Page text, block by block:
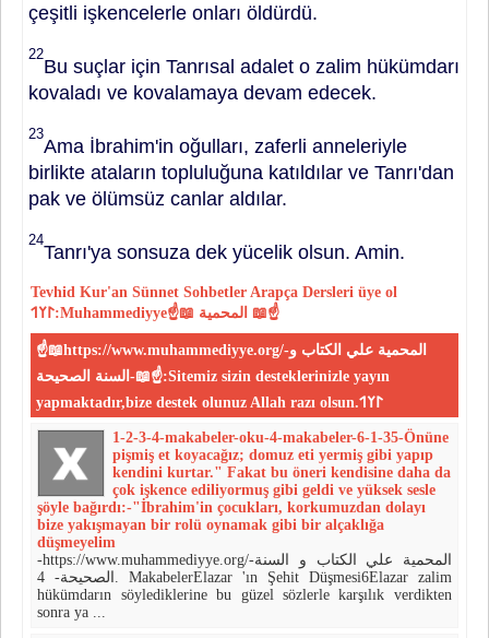
çeşitli işkence­lerle onları öldürdü.
22
Bu suçlar için Tanrısal adalet o zalim hükümdarı
kovaladı ve kovalamaya devam ede­cek.
23
Ama İbrahim'in oğulları, zaferli anneleriyle
birlikte ataların toplulu­ğuna katıldılar ve Tanrı'dan
pak ve ölümsüz canlar aldılar.
24
Tanrı'ya sonsuza dek yücelik olsun. Amin.
Tevhid Kur'an Sünnet Sohbetler Arapça Dersleri üye ol
𐰃𐰠𐰯:Muhammediyye☝📖 المحمية 📖☝
☝📖https://www.muhammediyye.org/-المحمية علي الكتاب و
السنة الصحيحة-📖☝:Sitemiz sizin desteklerinizle yayın
yapmaktadır,bize destek olunuz Allah razı olsun.𐰃𐰠𐰯
1-2-3-4-makabeler-oku-4-makabeler-6-1-35-Önüne
pişmiş et koyacağız; domuz eti yermiş gibi yapıp
kendini kurtar." Fakat bu öneri kendisine daha da
çok işkence ediliyormuş gibi geldi ve yüksek sesle
şöyle bağırdı:-"İb­rahim'in çocukları, korkumuzdan do­layı
bize yakışmayan bir rolü oyna­mak gibi bir alçaklığa
düşmeyelim
-https://www.muhammediyye.org/-المحمية علي الكتاب و السنة
الصحيحة- 4. MakabelerElazar 'ın Şehit Düşmesi6Elazar zalim
hükümdarın söyle­diklerine bu güzel sözlerle karşı­lık verdikten
sonra ya ...